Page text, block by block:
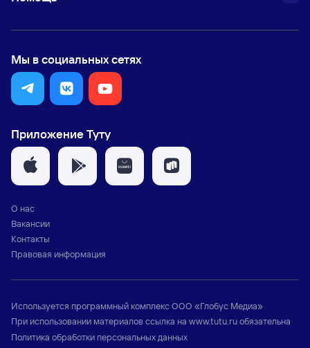
Мы в социальных сетях
Приложение Туту
О нас
Вакансии
Контакты
Правовая информация
Используется программный комплексООО «Глобус Медиа»
При использовании материалов ссылка на www.tutu.ruобязательна
Политика обработки персональных данных